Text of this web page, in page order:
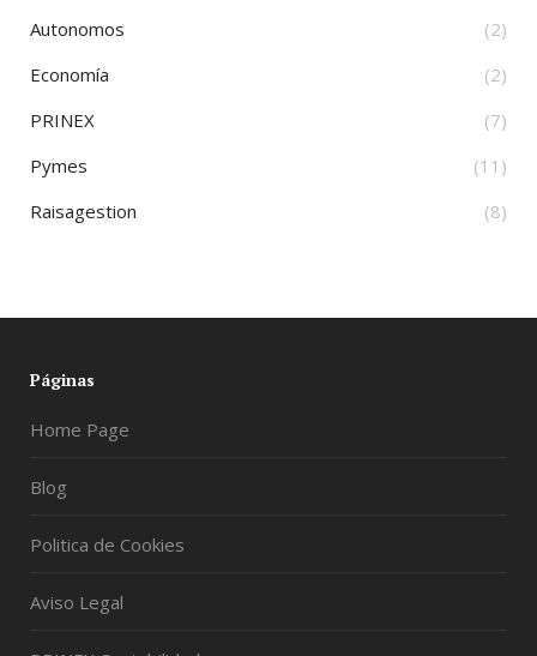
Autonomos
(2)
Economía
(2)
PRINEX
(7)
Pymes
(11)
Raisagestion
(8)
Páginas
Home Page
Blog
Politica de Cookies
Aviso Legal